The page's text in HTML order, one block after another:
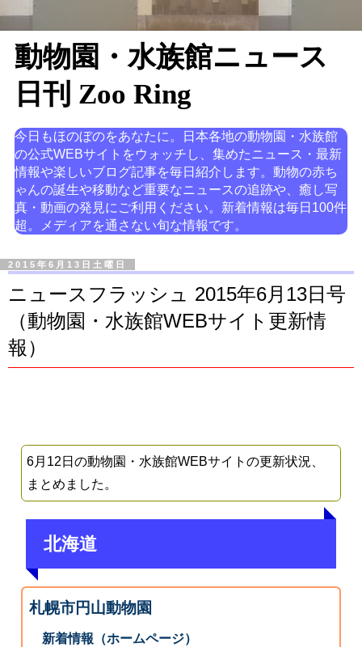
動物園・水族館ニュース
日刊 Zoo Ring
今日もほのぼのをあなたに。日本各地の動物園・水族館
の公式WEBサイトをウォッチし、集めたニュース・最新
情報や楽しいブログ記事を毎日紹介します。動物の赤ち
ゃんの誕生や移動など重要なニュースの追跡や、癒し写
真・動画の発見にご利用ください。新着情報は毎日100件
超。メディアを通さない旬な情報です。
2015年6月13日土曜日
ニュースフラッシュ 2015年6月13日号
（動物園・水族館WEBサイト更新情
報）
6月12日の動物園・水族館WEBサイトの更新状況、
まとめました。
北海道
札幌市円山動物園
新着情報（ホームページ）